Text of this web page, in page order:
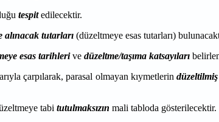
tespitedilecektir.
alınacak tutarları (düzeltmeye esas tutarları)
esas tarihlerive düzeltme/taşıma katsayıları
çarpılarak, parasal olmayan kıymetlerin
tabi tutulmaksızın mali tabloda gösterilecektir.